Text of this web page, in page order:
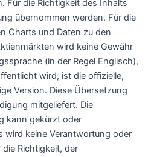
Für die Richtigkeit des Inhalts
übernommen werden. Für die
Charts und Daten zu den
wird keine Gewähr
(in der Regel Englisch),
wird, ist die offizielle,
Version. Diese Übersetzung
mitgeliefert. Die
kann gekürzt oder
wird keine Verantwortung oder
Richtigkeit, der